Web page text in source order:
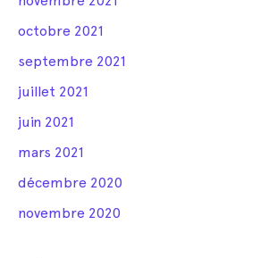
octobre 2021
septembre 2021
juillet 2021
juin 2021
mars 2021
décembre 2020
novembre 2020